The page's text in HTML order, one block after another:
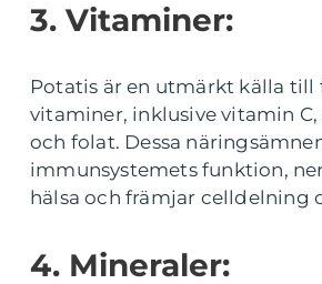
3. Vitaminer:
Potatis är en utmärkt källa till
vitaminer, inklusive vitamin
och folat. Dessa
immunsystemets funktion,
hälsa och främjar celldelning
4. Mineraler: